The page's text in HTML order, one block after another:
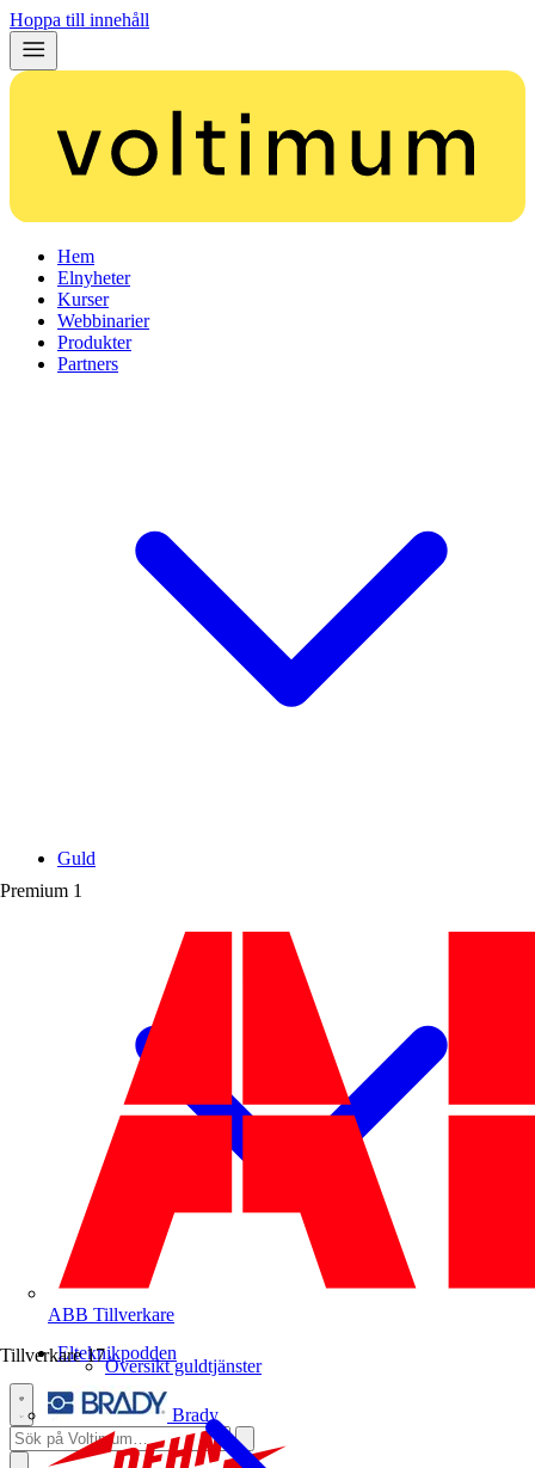
Hoppa till innehåll
Hem
Elnyheter
Kurser
Webbinarier
Produkter
Partners
Premium 1
ABB Tillverkare
Tillverkare 17
Brady
Guld
Översikt guldtjänster
Elteknikpodden